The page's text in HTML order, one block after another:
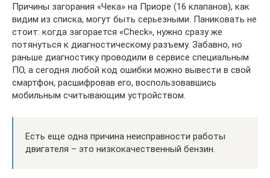
Причины загорания «Чека» на Приоре (16 клапанов), как
видим из списка, могут быть серьезными. Паниковать не
стоит: когда загорается «Check», нужно сразу же
потянуться к диагностическому разъему. Забавно, но
раньше диагностику проводили в сервисе специальным
ПО, а сегодня любой код ошибки можно вывести в свой
смартфон, расшифровав его, воспользовавшись
мобильным считывающим устройством.
Есть еще одна причина неисправности работы
двигателя – это низкокачественный бензин.